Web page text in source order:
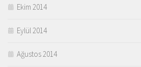
Ekim 2014
Eylül 2014
Ağustos 2014